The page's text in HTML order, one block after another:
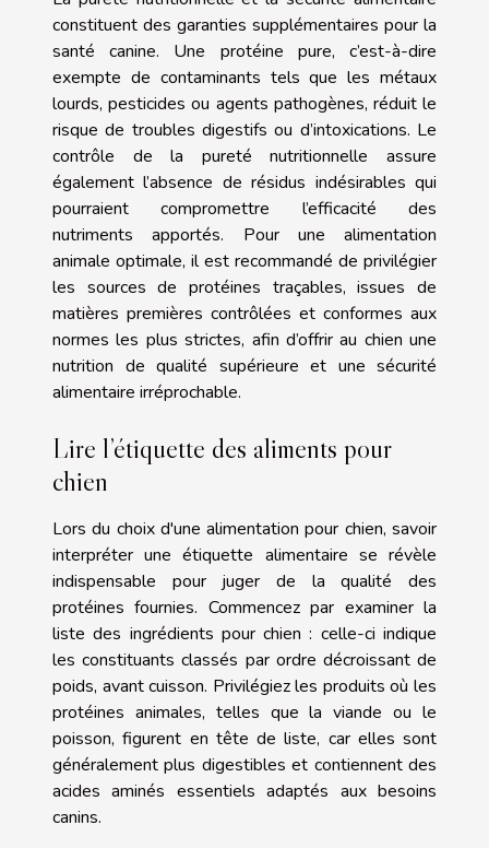
constituent des garanties supplémentaires pour la
santé canine. Une protéine pure, c’est-à-dire
exempte de contaminants tels que les métaux
lourds, pesticides ou agents pathogènes, réduit le
risque de troubles digestifs ou d’intoxications. Le
contrôle de la pureté nutritionnelle assure
également l’absence de résidus indésirables qui
pourraient compromettre l’efficacité des
nutriments apportés. Pour une alimentation
animale optimale, il est recommandé de privilégier
les sources de protéines traçables, issues de
matières premières contrôlées et conformes aux
normes les plus strictes, afin d’offrir au chien une
nutrition de qualité supérieure et une sécurité
alimentaire irréprochable.
Lire l’étiquette des aliments pour
chien
Lors du choix d'une alimentation pour chien, savoir
interpréter une étiquette alimentaire se révèle
indispensable pour juger de la qualité des
protéines fournies. Commencez par examiner la
liste des ingrédients pour chien : celle-ci indique
les constituants classés par ordre décroissant de
poids, avant cuisson. Privilégiez les produits où les
protéines animales, telles que la viande ou le
poisson, figurent en tête de liste, car elles sont
généralement plus digestibles et contiennent des
acides aminés essentiels adaptés aux besoins
canins.